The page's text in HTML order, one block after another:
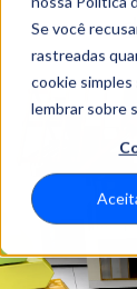
Se você
rastreadas
cookie simples
lembrar sobre